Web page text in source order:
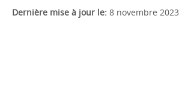
Dernière mise à jour le: 8 novembre 2023